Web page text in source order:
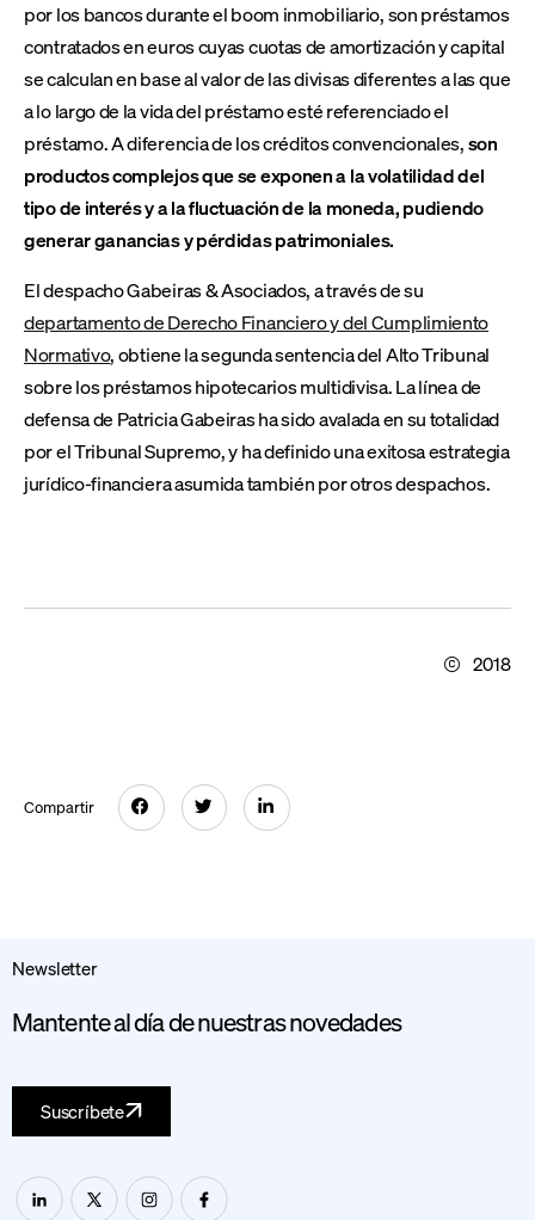
por los bancos durante el boom inmobiliario, son préstamos
contratados en euros cuyas cuotas de amortización y capital
se calculan en base al valor de las divisas diferentes a las que
a lo largo de la vida del préstamo esté referenciado el
préstamo. A diferencia de los créditos convencionales,son
productos complejos que se exponen a la volatilidad del
tipo de interés y a la fluctuación de la moneda, pudiendo
generar ganancias y pérdidas patrimoniales.
El despacho Gabeiras & Asociados, a través de su
departamento de Derecho Financiero y del Cumplimiento
Normativo, obtiene la segunda sentencia del Alto Tribunal
sobre los préstamos hipotecarios multidivisa. La línea de
defensa de Patricia Gabeiras ha sido avalada en su totalidad
por el Tribunal Supremo, y ha definido una exitosa estrategia
jurídico-financiera asumida también por otros despachos.
2018
Compartir
Newsletter
Mantente al día de nuestras novedades
Suscríbete